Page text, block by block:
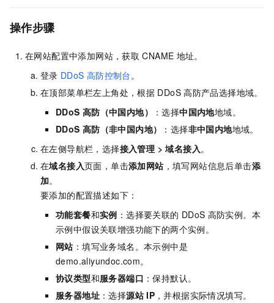
操作步骤
在网站配置中添加网站，获取 CNAME 地址。
登录 DDoS 高防控制台。
在顶部菜单栏左上角处，根据 DDoS 高防产品选择地域。
DDoS 高防（中国内地） ：选择中国内地地域。
DDoS 高防（非中国内地） ：选择非中国内地地域。
在左侧导航栏，选择接入管理 >域名接入。
在域名接入页面，单击添加网站 ，填写网站信息后单击添
加。
要添加的配置描述如下：
功能套餐和实例 ：选择要关联的 DDoS 高防实例。本
示例中假设关联增强功能下的两个实例。
网站 ：填写业务域名。本示例中是
demo.aliyundoc.com。
协议类型和服务器端口 ：保持默认。
服务器地址 ：选择源站 IP ，并根据实际情况填写。